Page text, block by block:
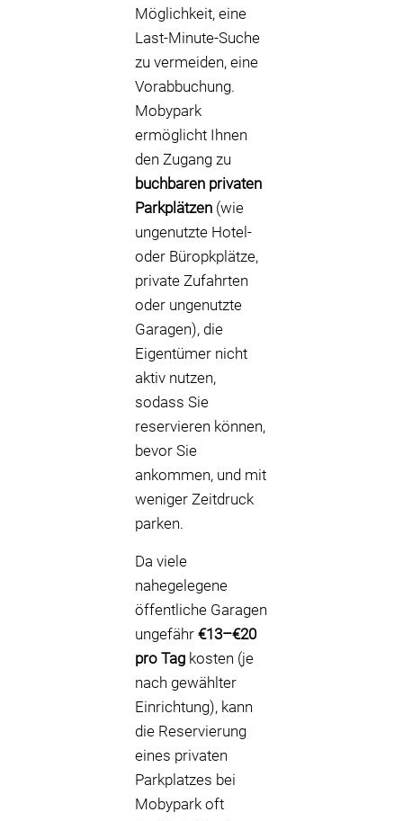
Möglichkeit, eine
Last-Minute-Suche
zu vermeiden, eine
Vorabbuchung.
Mobypark
ermöglicht Ihnen
den Zugang zu
buchbaren privaten
Parkplätzen (wie
ungenutzte Hotel-
oder Büropkplätze,
private Zufahrten
oder ungenutzte
Garagen), die
Eigentümer nicht
aktiv nutzen,
sodass Sie
reservieren können,
bevor Sie
ankommen, und mit
weniger Zeitdruck
parken.
Da viele
nahegelegene
öffentliche Garagen
ungefähr €13–€20
pro Tag kosten (je
nach gewählter
Einrichtung), kann
die Reservierung
eines privaten
Parkplatzes bei
Mobypark oft